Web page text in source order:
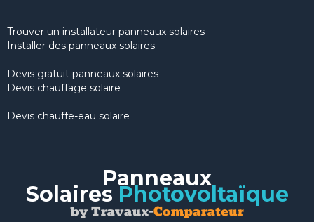
Trouver un installateur panneaux solaires
Installer des panneaux solaires
Devis gratuit panneaux solaires
Devis chauffage solaire
Devis chauffe-eau solaire
Panneaux
Solaires Photovoltaïque